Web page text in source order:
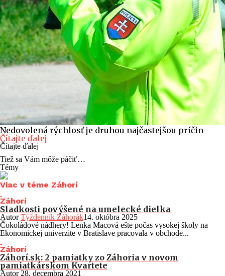
Nedovolená rýchlosť je druhou najčastejšou príčin
Čítajte ďalej
Čítajte ďalej
Tiež sa Vám môže páčiť…
Témy
Viac v téme Záhorí
Záhorí
Sladkosti povýšené na umelecké dielka
AutorTýždenník Záhorák14. októbra 2025
Čokoládové nádhery! Lenka Macová ešte počas vysokej školy na
Ekonomickej univerzite v Bratislave pracovala v obchode...
Záhorí
Záhorí.sk: 2 pamiatky zo Záhoria v novom
pamiatkárskom Kvartete
Autor 28. decembra 2021